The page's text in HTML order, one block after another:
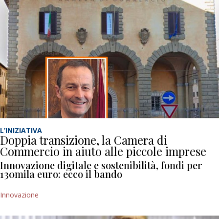
L’INIZIATIVA
Doppia transizione, la Camera di
Commercio in aiuto alle piccole imprese
Innovazione digitale e sostenibilità, fondi per
130mila euro: ecco il bando
Innovazione